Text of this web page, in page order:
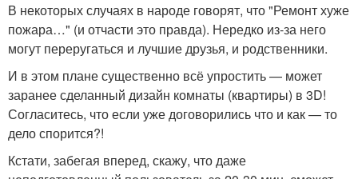
В некоторых случаях в народе говорят, что "Ремонт хуже
пожара…" (и отчасти это правда). Нередко из-за него
могут переругаться и лучшие друзья, и родственники.
И в этом плане существенно всё упростить — может
заранее сделанный дизайн комнаты (квартиры) в 3D!
Согласитесь, что если уже договорились что и как — то
дело спорится?!
Кстати, забегая вперед, скажу, что даже